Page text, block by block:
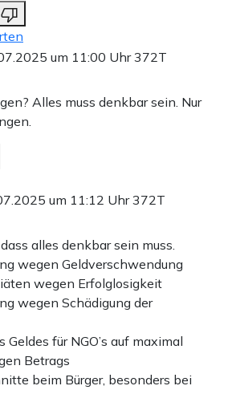
um 11:00 Uhr372T
Alles muss denkbar sein. Nur
um 11:12 Uhr372T
alles denkbar sein muss.
wegen Geldverschwendung
wegen Erfolglosigkeit
wegen Schädigung der
Geldes für NGO’s auf maximal
Betrags
beim Bürger, besonders bei